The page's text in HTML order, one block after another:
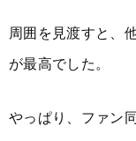
周囲を見渡すと、
が最高でした。
やっぱり、ファン